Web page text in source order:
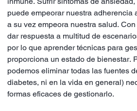
puede empeorar nuestra adherencia
a su vez empeora nuestra salud.
dar respuesta a multitud de
por lo que aprender técnicas para
proporciona un estado de bienestar.
podemos eliminar todas las fuentes
diabetes, ni en la vida en general)
formas eficaces de gestionarlo.